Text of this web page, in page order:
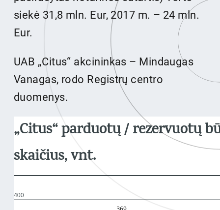
siekė 31,8 mln. Eur, 2017 m. – 24 mln.
Eur.
UAB „Citus“ akcininkas – Mindaugas
Vanagas, rodo Registrų centro
duomenys.